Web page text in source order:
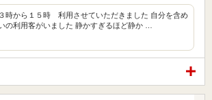
時から１５時 利用させていただきました 自分を含め
の利用客がいました 静かすぎるほど静か …